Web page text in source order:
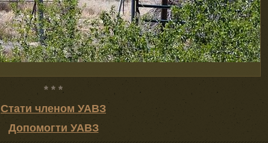
* * *
Стати членом УАВЗ
Допомогти УАВЗ